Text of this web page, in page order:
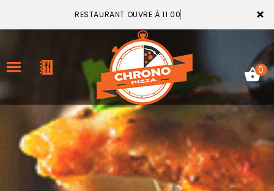
×
RESTAURANT OUVRE À 11:00
ACCUEIL
LA CARTE
0